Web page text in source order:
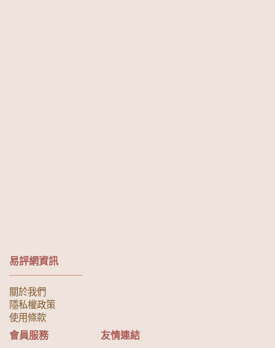
易評網資訊
關於我們
隱私權政策
使用條款
會員服務 友情連結